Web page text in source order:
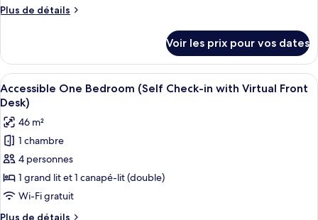
Desk)
chambre :
Accessible
Studio
(Self
Check-
in
with
Virtual
Front
Desk)
Plus de détails
Plus
le
type
de
chambre
Accessible
Queen
Studio
(Self
Check-
in
Virtual
Front
Voir les prix pour vos dates
Afficher
toutes
les
photos
pour
ce
type
de
chambre :
Accessible One Bedroom (Self
7
Accessible One Bedroom (Self Check-in with Virtual Front
Desk)
46 m²
1 chambre
4 personnes
1 grand lit et 1 canapé-lit (double)
Wi-Fi gratuit
Plus de détails
Plus